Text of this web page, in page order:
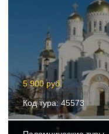
5 900 руб.
Код тура: 45573